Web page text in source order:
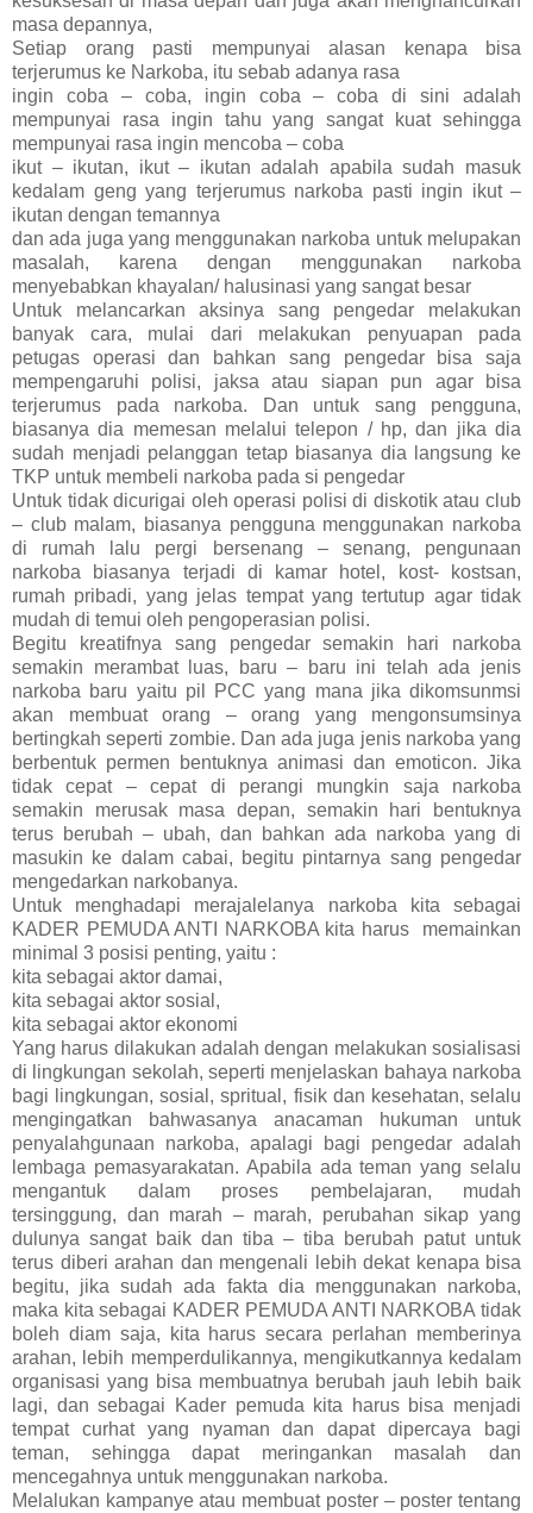
masa depannya,
Setiap orang pasti mempunyai alasan kenapa bisa
terjerumus ke Narkoba, itu sebab adanya rasa
ingin coba – coba, ingin coba – coba di sini adalah
mempunyai rasa ingin tahu yang sangat kuat sehingga
mempunyai rasa ingin mencoba – coba
ikut – ikutan, ikut – ikutan adalah apabila sudah masuk
kedalam geng yang terjerumus narkoba pasti ingin ikut –
ikutan dengan temannya
dan ada juga yang menggunakan narkoba untuk melupakan
masalah, karena dengan menggunakan narkoba
menyebabkan khayalan/ halusinasi yang sangat besar
Untuk melancarkan aksinya sang pengedar melakukan
banyak cara, mulai dari melakukan penyuapan pada
petugas operasi dan bahkan sang pengedar bisa saja
mempengaruhi polisi, jaksa atau siapan pun agar bisa
terjerumus pada narkoba. Dan untuk sang pengguna,
biasanya dia memesan melalui telepon / hp, dan jika dia
sudah menjadi pelanggan tetap biasanya dia langsung ke
TKP untuk membeli narkoba pada si pengedar
Untuk tidak dicurigai oleh operasi polisi di diskotik atau club
– club malam, biasanya pengguna menggunakan narkoba
di rumah lalu pergi bersenang – senang, pengunaan
narkoba biasanya terjadi di kamar hotel, kost- kostsan,
rumah pribadi, yang jelas tempat yang tertutup agar tidak
mudah di temui oleh pengoperasian polisi.
Begitu kreatifnya sang pengedar semakin hari narkoba
semakin merambat luas, baru – baru ini telah ada jenis
narkoba baru yaitu pil PCC yang mana jika dikomsunmsi
akan membuat orang – orang yang mengonsumsinya
bertingkah seperti zombie. Dan ada juga jenis narkoba yang
berbentuk permen bentuknya animasi dan emoticon. Jika
tidak cepat – cepat di perangi mungkin saja narkoba
semakin merusak masa depan, semakin hari bentuknya
terus berubah – ubah, dan bahkan ada narkoba yang di
masukin ke dalam cabai, begitu pintarnya sang pengedar
mengedarkan narkobanya.
Untuk menghadapi merajalelanya narkoba kita sebagai
KADER PEMUDA ANTI NARKOBA kita harus memainkan
minimal 3 posisi penting, yaitu :
kita sebagai aktor damai,
kita sebagai aktor sosial,
kita sebagai aktor ekonomi
Yang harus dilakukan adalah dengan melakukan sosialisasi
di lingkungan sekolah, seperti menjelaskan bahaya narkoba
bagi lingkungan, sosial, spritual, fisik dan kesehatan, selalu
mengingatkan bahwasanya anacaman hukuman untuk
penyalahgunaan narkoba, apalagi bagi pengedar adalah
lembaga pemasyarakatan. Apabila ada teman yang selalu
mengantuk dalam proses pembelajaran, mudah
tersinggung, dan marah – marah, perubahan sikap yang
dulunya sangat baik dan tiba – tiba berubah patut untuk
terus diberi arahan dan mengenali lebih dekat kenapa bisa
begitu, jika sudah ada fakta dia menggunakan narkoba,
maka kita sebagai KADER PEMUDA ANTI NARKOBA tidak
boleh diam saja, kita harus secara perlahan memberinya
arahan, lebih memperdulikannya, mengikutkannya kedalam
organisasi yang bisa membuatnya berubah jauh lebih baik
lagi, dan sebagai Kader pemuda kita harus bisa menjadi
tempat curhat yang nyaman dan dapat dipercaya bagi
teman, sehingga dapat meringankan masalah dan
mencegahnya untuk menggunakan narkoba.
Melalukan kampanye atau membuat poster – poster tentang